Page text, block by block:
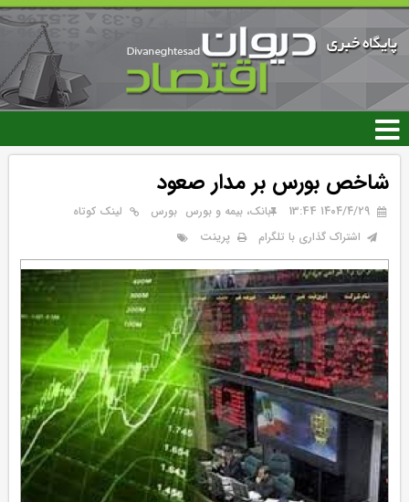
رفتن
محتوای
اصلی
شاخص بورس بر مدار صعود
۱۴۰۴/۴/۲۹ 13:44 بانک، بیمه و بورس بورس
لینک کوتاه
اشتراک گذاری با تلگرام
پرینت